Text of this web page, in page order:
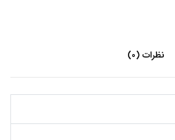
نظرات (0)